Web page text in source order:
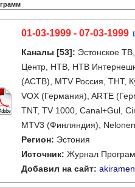
01-03-1999 - 07-03-1999
Каналы [53]: Эстонское
Центр, НТВ, НТВ
(АСТВ), MTV Россия, ТНТ,
VOX (Германия), ARTE
TNT, TV 1000, Canal+Gul,
MTV3 (Финляндия),
Регион: Эстония
Источник: Журнал
Добавил на сайт: